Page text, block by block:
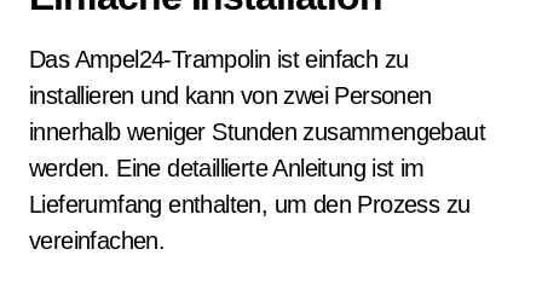
Das Ampel24-Trampolin ist einfach zu
installieren und kann von zwei Personen
innerhalb weniger Stunden zusammengebaut
werden. Eine detaillierte Anleitung ist im
Lieferumfang enthalten, um den Prozess zu
vereinfachen.